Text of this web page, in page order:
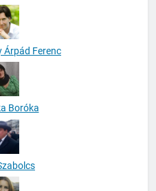
Árpád Ferenc
Boróka